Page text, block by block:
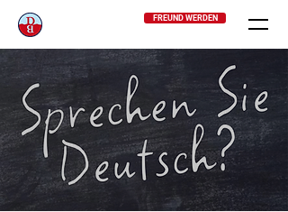
FREUND WERDEN